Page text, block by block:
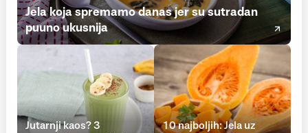
Jela koja spremamo danas jer su sutradan
puuno ukusnija
Jutarnji kaos? 3
10 najboljih: Jela uz